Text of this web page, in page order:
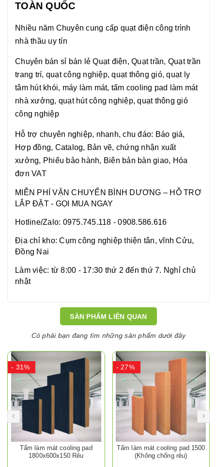
TOÀN QUỐC
Nhiều năm Chuyên cung cấp quạt điện công trình
nhà thầu uy tín
Chuyên bán sỉ bán lẻ Quạt điện, Quạt trần, Quạt trần
trang trí, quạt công nghiệp, quạt thông gió, quạt ly
tâm hút khói, máy làm mát, tấm cooling pad làm mát
nhà xưởng, quạt hút công nghiệp, quạt thông gió
công nghiệp
Hỗ trợ chuyên nghiệp, nhanh, chu đáo: Báo giá,
Hợp đồng, Catalog, Bản vẽ, chứng nhận xuất
xưởng, Phiếu bảo hành, Biên bản bàn giao, Hóa
đơn VAT
MIỄN PHÍ VẬN CHUYỂN BÌNH DƯƠNG – HỖ TRỢ
LẮP ĐẶT - GỌI MUA NGAY
Hotline/Zalo: 0975.745.118 - 0908.586.616
Địa chỉ kho: Cụm công nghiệp thiện tân, vĩnh Cửu,
Đồng Nai
Làm việc: từ 8:00 - 17:30 thứ 2 đến thứ 7. Nghỉ chủ
nhật
SẢN PHẨM LIÊN QUAN
Có phải bạn đang tìm những sản phẩm dưới đây
- 31%
Tấm làm mát cooling pad
1800x600x150 Rêu
- 27%
Tấm làm mát cooling pad 1500
(Không chống rêu)